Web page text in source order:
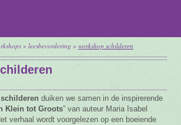
» leesbevordering » workshop schilderen
duiken we samen in de inspirerende
Klein tot Groots” van auteur Maria Isabel
verhaal wordt voorgelezen op een boeiende